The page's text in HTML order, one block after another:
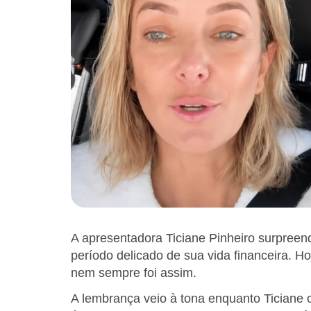
A apresentadora Ticiane Pinheiro
período delicado de sua vida financeira.
nem sempre foi assim.
A lembrança veio à tona enquanto